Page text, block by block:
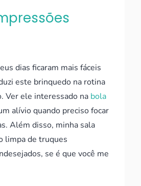
dias ficaram mais fáceis
este brinquedo na rotina
Ver ele interessado na bola
alívio quando preciso focar
Além disso, minha sala
limpa de truques
se é que você me